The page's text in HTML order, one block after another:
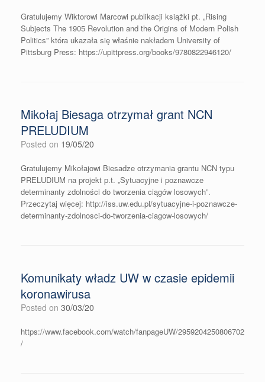
Gratulujemy Wiktorowi Marcowi publikacji książki pt. „Rising
Subjects The 1905 Revolution and the Origins of Modern Polish
Politics” która ukazała się właśnie nakładem University of
Pittsburg Press: https://upittpress.org/books/9780822946120/
Mikołaj Biesaga otrzymał grant NCN
PRELUDIUM
Posted on 19/05/20
Gratulujemy Mikołajowi Biesadze otrzymania grantu NCN typu
PRELUDIUM na projekt p.t. „Sytuacyjne i poznawcze
determinanty zdolności do tworzenia ciągów losowych”.
Przeczytaj więcej: http://iss.uw.edu.pl/sytuacyjne-i-poznawcze-
determinanty-zdolnosci-do-tworzenia-ciagow-losowych/
Komunikaty władz UW w czasie epidemii
koronawirusa
Posted on 30/03/20
https://www.facebook.com/watch/fanpageUW/2959204250806702
/